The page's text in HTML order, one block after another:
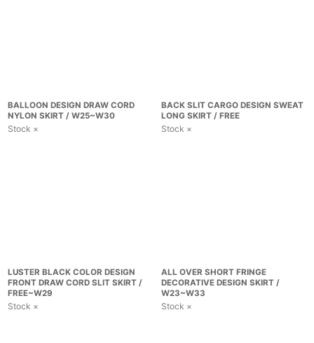
BALLOON DESIGN DRAW CORD
NYLON SKIRT / W25~W30
Stock ×
BACK SLIT CARGO DESIGN SWEAT
LONG SKIRT / FREE
Stock ×
LUSTER BLACK COLOR DESIGN
FRONT DRAW CORD SLIT SKIRT /
FREE~W29
Stock ×
ALL OVER SHORT FRINGE
DECORATIVE DESIGN SKIRT /
W23~W33
Stock ×